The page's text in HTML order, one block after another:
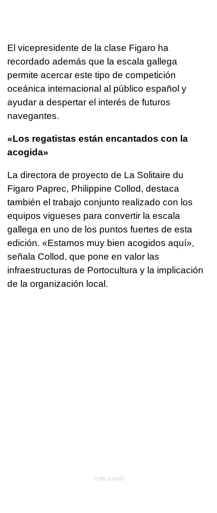
El vicepresidente de la clase Figaro ha
recordado además que la escala gallega
permite acercar este tipo de competición
oceánica internacional al público español y
ayudar a despertar el interés de futuros
navegantes.
«Los regatistas están encantados con la
acogida»
La directora de proyecto de La Solitaire du
Figaro Paprec, Philippine Collod, destaca
también el trabajo conjunto realizado con los
equipos vigueses para convertir la escala
gallega en uno de los puntos fuertes de esta
edición. «Estamos muy bien acogidos aquí»,
señala Collod, que pone en valor las
infraestructuras de Portocultura y la implicación
de la organización local.